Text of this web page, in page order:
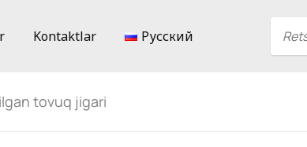
Kontaktlar Русский
tovuq jigari